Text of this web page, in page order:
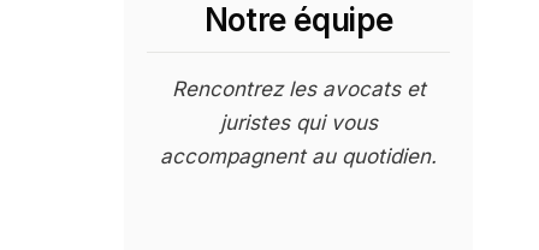
Notre équipe
Rencontrez les avocats et
juristes qui vous
accompagnent au quotidien.